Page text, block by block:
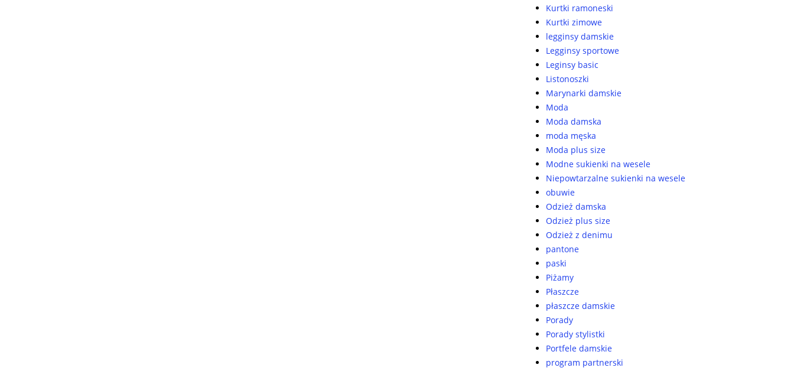
Kurtki ramoneski
Kurtki zimowe
legginsy damskie
Legginsy sportowe
Leginsy basic
Listonoszki
Marynarki damskie
Moda
Moda damska
moda męska
Moda plus size
Modne sukienki na wesele
Niepowtarzalne sukienki na wesele
obuwie
Odzież damska
Odzież plus size
Odzież z denimu
pantone
paski
Piżamy
Płaszcze
płaszcze damskie
Porady
Porady stylistki
Portfele damskie
program partnerski